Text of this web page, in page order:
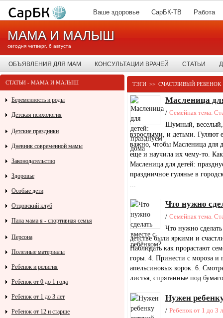
Ваше здоровье СарБК-ТВ Работа
МАМА И МАЛЫШ
сегодня четверг, 6 августа
ОБЪЯВЛЕНИЯ ДЛЯ МАМ КОНСУЛЬТАЦИИ ВРАЧЕЙ СТАТЬИ
ТЭГИ >> СЧАСТЛИВЫЙ РЕБЕНОК
Масленица
/ Семейная тема.
Шумный,
взрослыми, и детьми. Гуляют
важно, чтобы Масленица для
еще и научила их чему-то.
Масленица для детей:
праздничное гулянье в
Что нужно
/ Семейная тема.
Что нужно
детстве были яркими и
Наблюдать как прорастают
горы. 4. Принести с мороза и
апельсиновых корок. 6.
листья, спрятанные под
Нужен
/ Ребенок от 1 до 3
СТАТЬИ - МАМА И МАЛЫШ
Беременность и роды
Детская психология
Детские праздники
Дневник современной мамы
Законодательство
Здоровье
Особые дети
Отцовский клуб
Папа мама я - спортивная семья
Персона
Полезные материалы
Ребенок и религия
Ребенок от 0 до 1 года
Ребенок от 1 до 3 лет
Ребенок от 12 и старше